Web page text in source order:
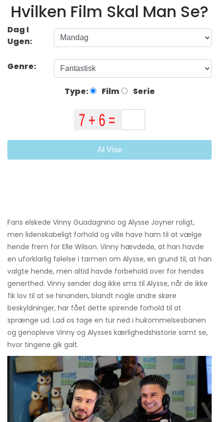
Hvilken Film Skal Man Se?
Dag I
Ugen:
Genre:
Type: Film Serie
At Vise
Fans elskede Vinny Guadagnino og Alysse Joyner roligt,
men lidenskabeligt forhold og ville have ham til at vælge
hende frem for Elle Wilson. Vinny hævdede, at han havde
en uforklarlig følelse i tarmen om Alysse, en grund til, at han
valgte hende, men altid havde forbehold over for hendes
generthed. Vinny sender dog ikke sms til Alysse, når de ikke
fik lov til at se hinanden, blandt nogle andre skøre
beskyldninger, har fået dette spirende forhold til at
sprænge ud. Lad os tage en tur ned i hukommelsesbanen
og genopleve Vinny og Alysses kærlighedshistorie samt se,
hvor tingene gik galt.